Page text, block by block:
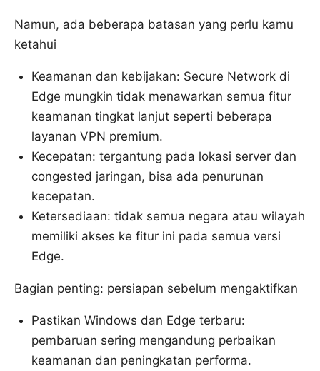
Namun, ada beberapa batasan yang perlu kamu
ketahui
Keamanan dan kebijakan: Secure Network di
Edge mungkin tidak menawarkan semua fitur
keamanan tingkat lanjut seperti beberapa
layanan VPN premium.
Kecepatan: tergantung pada lokasi server dan
congested jaringan, bisa ada penurunan
kecepatan.
Ketersediaan: tidak semua negara atau wilayah
memiliki akses ke fitur ini pada semua versi
Edge.
Bagian penting: persiapan sebelum mengaktifkan
Pastikan Windows dan Edge terbaru:
pembaruan sering mengandung perbaikan
keamanan dan peningkatan performa.